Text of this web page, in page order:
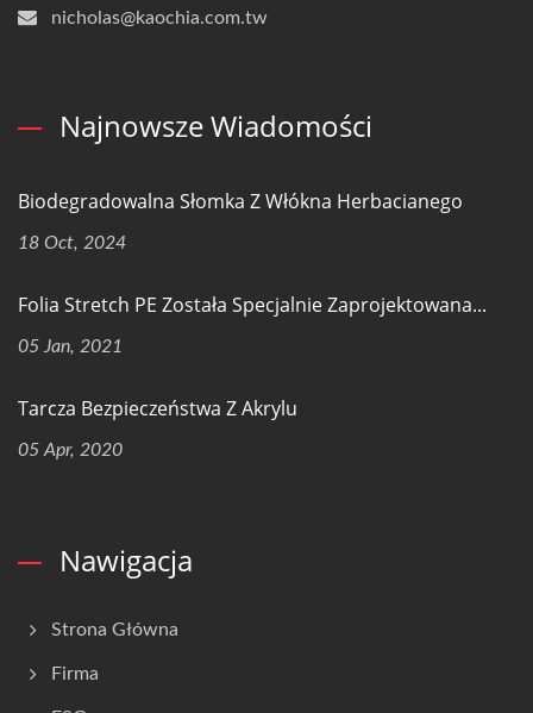
nicholas@kaochia.com.tw
Najnowsze Wiadomości
Biodegradowalna Słomka Z Włókna Herbacianego
18 Oct, 2024
Folia Stretch PE Została Specjalnie Zaprojektowana...
05 Jan, 2021
Tarcza Bezpieczeństwa Z Akrylu
05 Apr, 2020
Nawigacja
Strona Główna
Firma